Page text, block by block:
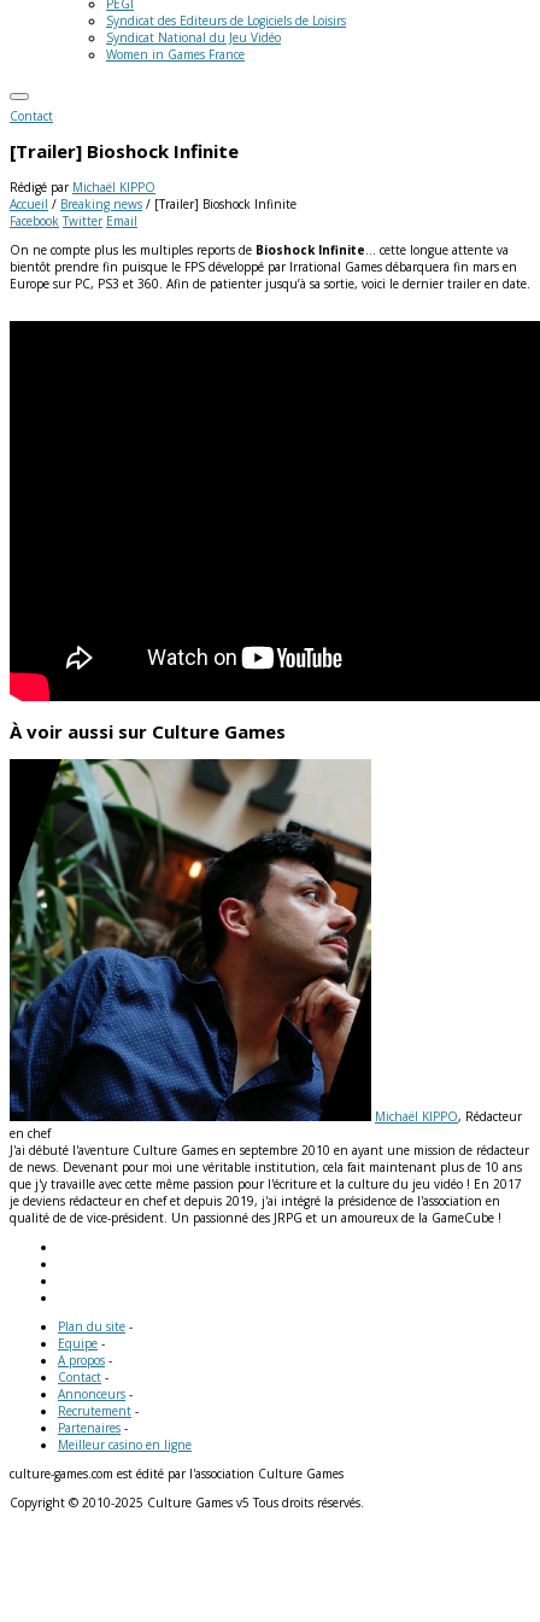
PEGI
Syndicat des Editeurs de Logiciels de Loisirs
Syndicat National du Jeu Vidéo
Women in Games France
Contact
[Trailer] Bioshock Infinite
Rédigé par Michaël KIPPO
Accueil / Breaking news / [Trailer] Bioshock Infinite
Facebook Twitter Email
On ne compte plus les multiples reports de Bioshock Infinite… cette longue attente va
bientôt prendre fin puisque le FPS développé par Irrational Games débarquera fin mars en
Europe sur PC, PS3 et 360. Afin de patienter jusqu’à sa sortie, voici le dernier trailer en date.
À voir aussi sur Culture Games
Michaël KIPPO, Rédacteur
en chef
J'ai débuté l'aventure Culture Games en septembre 2010 en ayant une mission de rédacteur
de news. Devenant pour moi une véritable institution, cela fait maintenant plus de 10 ans
que j'y travaille avec cette même passion pour l'écriture et la culture du jeu vidéo ! En 2017
je deviens rédacteur en chef et depuis 2019, j'ai intégré la présidence de l'association en
qualité de de vice-président. Un passionné des JRPG et un amoureux de la GameCube !
Plan du site -
Equipe -
A propos -
Contact -
Annonceurs -
Recrutement -
Partenaires -
Meilleur casino en ligne
culture-games.com est édité par l'association Culture Games
Copyright © 2010-2025 Culture Games v5 Tous droits réservés.